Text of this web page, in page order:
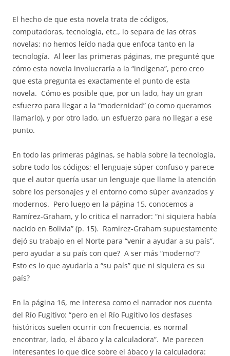
El hecho de que esta novela trata de códigos,
computadoras, tecnología, etc., lo separa de las otras
novelas; no hemos leído nada que enfoca tanto en la
tecnología. Al leer las primeras páginas, me pregunté que
cómo esta novela involucraría a la “indígena”, pero creo
que esta pregunta es exactamente el punto de esta
novela. Cómo es posible que, por un lado, hay un gran
esfuerzo para llegar a la “modernidad” (o como queramos
llamarlo), y por otro lado, un esfuerzo para no llegar a ese
punto.
En todo las primeras páginas, se habla sobre la tecnología,
sobre todo los códigos; el lenguaje súper confuso y parece
que el autor quería usar un lenguaje que llame la atención
sobre los personajes y el entorno como súper avanzados y
modernos. Pero luego en la página 15, conocemos a
Ramírez-Graham, y lo critica el narrador: “ni siquiera había
nacido en Bolivia” (p. 15). Ramírez-Graham supuestamente
dejó su trabajo en el Norte para “venir a ayudar a su país”,
pero ayudar a su país con que? A ser más “moderno”?
Esto es lo que ayudaría a “su país” que ni siquiera es su
país?
En la página 16, me interesa como el narrador nos cuenta
del Río Fugitivo: “pero en el Río Fugitivo los desfases
históricos suelen ocurrir con frecuencia, es normal
encontrar, lado, el ábaco y la calculadora”. Me parecen
interesantes lo que dice sobre el ábaco y la calculadora: